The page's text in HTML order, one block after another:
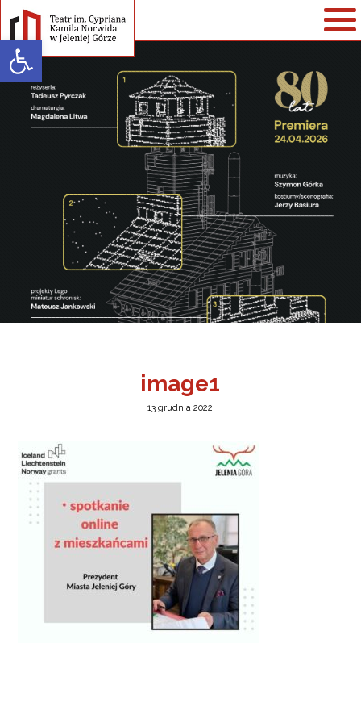
Open toolbar
w Jeleniej Górze
image1
13 grudnia 2022